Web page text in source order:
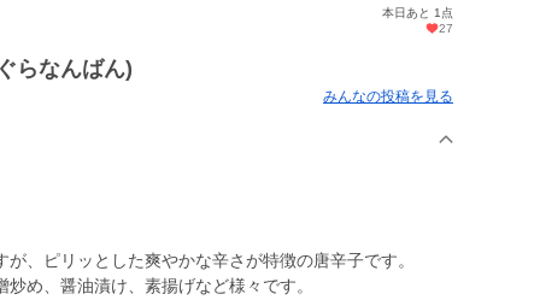
本日あと 1点
27
らなんばん)
みんなの投稿を見る
、ピリッとした爽やかな辛さが特徴の唐辛子です。
め、醤油漬け、素揚げなど様々です。